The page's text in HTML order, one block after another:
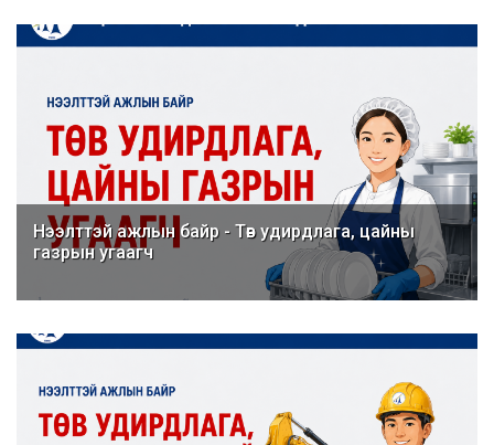
Нээлттэй ажлын байр - Төв удирдлага, цайны
газрын угаагч